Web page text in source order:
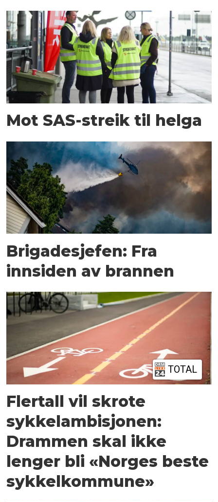
Mot SAS-streik til helga
Brigadesjefen: Fra
innsiden av brannen
TOTAL
Flertall vil skrote
sykkelambisjonen:
Drammen skal ikke
lenger bli «Norges beste
sykkelkommune»